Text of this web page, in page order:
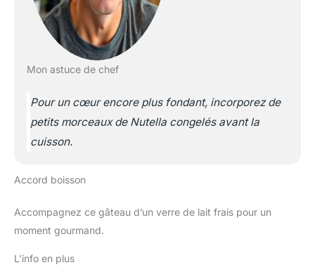
Mon astuce de chef
Pour un cœur encore plus fondant, incorporez de
petits morceaux de Nutella congelés avant la
cuisson.
Accord boisson
Accompagnez ce gâteau d’un verre de lait frais pour un
moment gourmand.
L’info en plus